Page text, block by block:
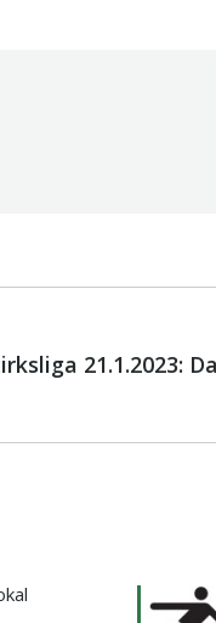
21.1.2023: